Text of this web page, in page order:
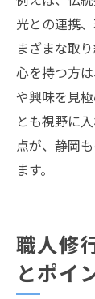
光との連携
まざまな取
心を持つ方
や興味を見
とも視野に
点が、静岡
ます。
職人修
とポイ